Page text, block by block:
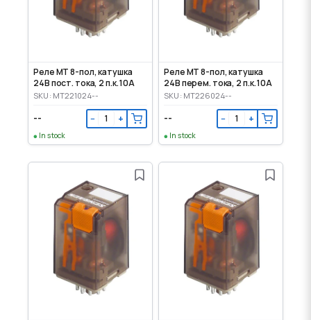
Реле MT 8-пол, катушка
24В пост. тока, 2 п.к. 10А
SKU: MT221024--
-- − +
In stock
Реле MT 8-пол, катушка
24В перем. тока, 2 п.к. 10А
SKU: MT226024--
-- − +
In stock